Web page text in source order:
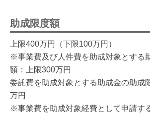
助成限度額
上限400万円（下限100万円）
※事業費及び人件費を助成対象とする
額：上限300万円
委託費を助成対象とする助成金の助成
万円
※事業費を助成対象経費として申請す